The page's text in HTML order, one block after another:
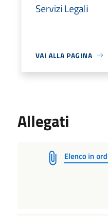
Servizi Legali
VAI ALLA PAGINA
Allegati
Elenco in